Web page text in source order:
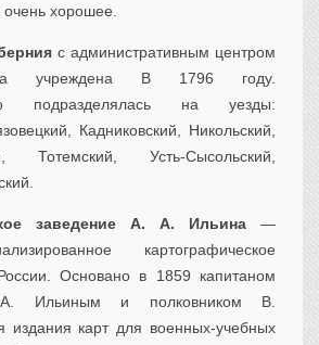
атрибутика
XVI-XIXв.
хорошее.
с административным центром
учреждена В 1796 году.
подразделялась на уезды:
Кадниковский, Никольский,
Тотемский, Усть-Сысольский,
заведение А. А. Ильина —
картографическое
Основано в 1859 капитаном
Ильиным и полковником В.
издания карт для военных-учебных